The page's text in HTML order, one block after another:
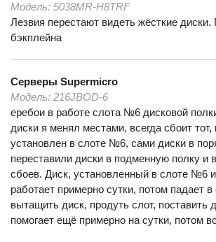
Модель: 5038MR-H8TRF
Лезвия перестают видеть жёсткие
бэкплейна
Серверы Supermicro
Модель: 216JBOD-6
еребои в работе слота №6 дисковой
диски я менял местами, всегда сбоит тот,
установлен в слоте №6, сами диски в
переставили диски в подменную полку и
сбоев. Диск, установленный в слоте №6
работает примерно сутки, потом падает
вытащить диск, продуть слот, поставить
помогает ещё примерно на сутки, потом